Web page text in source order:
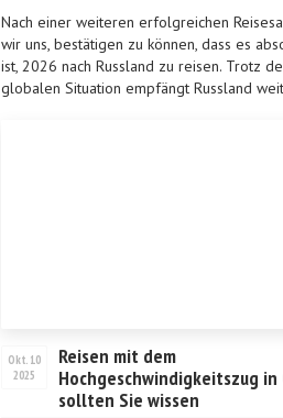
Nach einer weiteren erfolgreichen
wir uns, bestätigen zu können, dass es
ist, 2026 nach Russland zu reisen. Trotz
globalen Situation empfängt Russland
Okt. 10
2025
Reisen mit dem
Hochgeschwindigkeitszug in
sollten Sie wissen